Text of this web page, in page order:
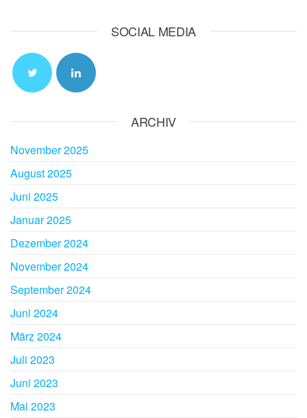
Beiträge SOCIAL MEDIA
ARCHIV
November 2025
August 2025
Juni 2025
Januar 2025
Dezember 2024
November 2024
September 2024
Juni 2024
März 2024
Juli 2023
Juni 2023
Mai 2023